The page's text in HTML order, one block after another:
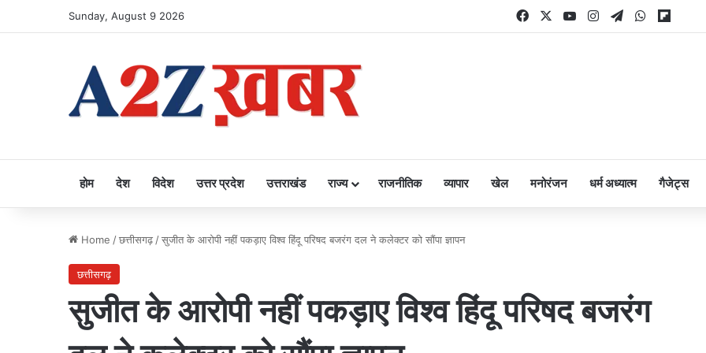
Sunday, August 9 2026 FacebookYouTubeInstagram
TelegramWhatsApp
होम देश विदेश उत्तर प्रदेश उत्तराखंड राज्य राजनीतिक व्यापार खेल मनोरंजन धर्म अध्यात्म गैजेट्स
Home /छत्तीसगढ़ /सुजीत के आरोपी नहीं पकड़ाए विश्व हिंदू परिषद बजरंग दल ने कलेक्टर को सौंपा ज्ञापन
छत्तीसगढ़
सुजीत के आरोपी नहीं पकड़ाए विश्व हिंदू परिषद बजरंग